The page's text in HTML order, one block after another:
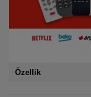
Özellik